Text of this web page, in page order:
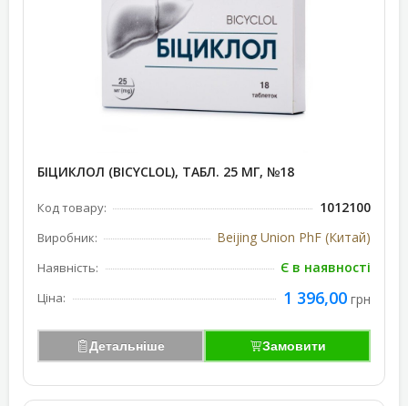
БІЦИКЛОЛ (BICYCLOL), ТАБЛ. 25 МГ, №18
Код товару: 1012100
Виробник: Beijing Union PhF (Китай)
Наявність: Є в наявності
Ціна: 1 396,00 грн
Детальніше Замовити